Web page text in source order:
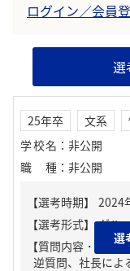
ログイン／会員
選
25年卒 文系
学校名 ： 非公開
職種 ： 非公開
【質問内容・課題】
逆質問、社長によ
選